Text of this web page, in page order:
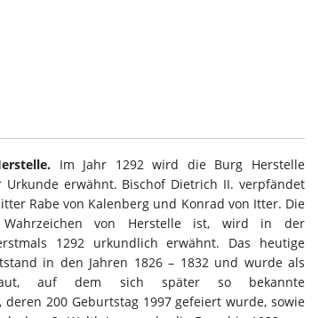
Im Jahr 1292 wird die Burg Herstelle
erwähnt. Bischof Dietrich II. verpfändet
Rabe von Kalenberg und Konrad von Itter. Die
von Herstelle ist, wird in der
1292 urkundlich erwähnt. Das heutige
in den Jahren 1826 – 1832 und wurde als
auf dem sich später so bekannte
200 Geburtstag 1997 gefeiert wurde, sowie